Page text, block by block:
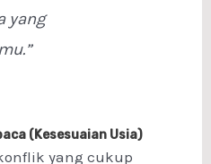
yang
(Kesesuaian Usia)
yang cukup